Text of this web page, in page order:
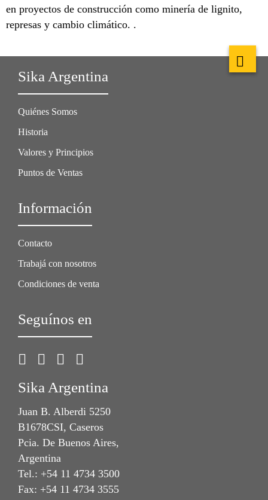
en proyectos de construcción como minería de lignito,
represas y cambio climático. .
Sika Argentina
Quiénes Somos
Historia
Valores y Principios
Puntos de Ventas
Información
Contacto
Trabajá con nosotros
Condiciones de venta
Seguínos en
Sika Argentina
Juan B. Alberdi 5250
B1678CSI, Caseros
Pcia. De Buenos Aires,
Argentina
Tel.: +54 11 4734 3500
Fax: +54 11 4734 3555